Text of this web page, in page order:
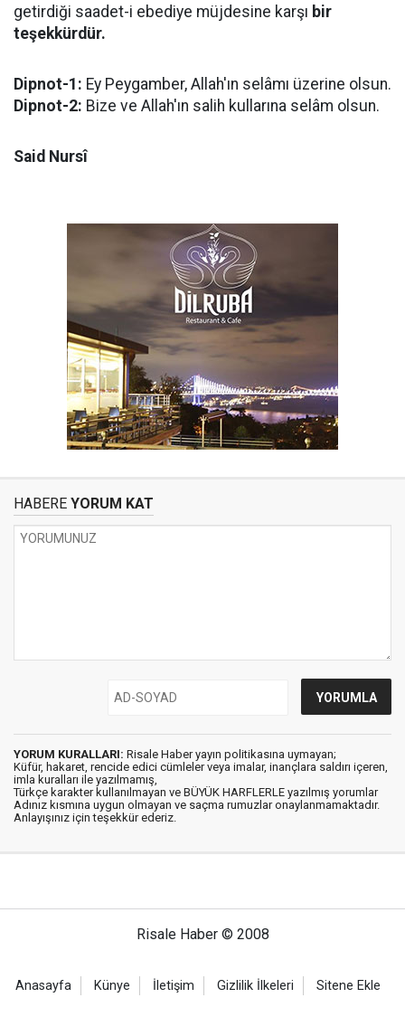
getirdiği saadet-i ebediye müjdesine karşı bir
teşekkürdür.
Dipnot-1: Ey Peygamber, Allah'ın selâmı üzerine olsun.
Dipnot-2: Bize ve Allah'ın salih kullarına selâm olsun.
Said Nursî
HABERE YORUM KAT
YORUM KURALLARI: Risale Haber yayın politikasına uymayan;
Küfür, hakaret, rencide edici cümleler veya imalar, inançlara saldırı içeren,
imla kuralları ile yazılmamış,
Türkçe karakter kullanılmayan ve BÜYÜK HARFLERLE yazılmış yorumlar
Adınız kısmına uygun olmayan ve saçma rumuzlar onaylanmamaktadır.
Anlayışınız için teşekkür ederiz.
Risale Haber © 2008
Anasayfa Künye İletişim Gizlilik İlkeleri Sitene Ekle